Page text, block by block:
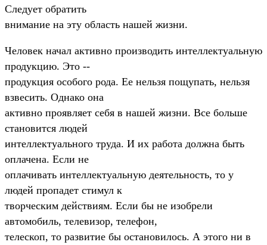
Следует обратить
внимание на эту область нашей жизни.
Человек начал активно производить интеллектуальную
продукцию. Это --
продукция особого рода. Ее нельзя пощупать, нельзя
взвесить. Однако она
активно проявляет себя в нашей жизни. Все больше
становится людей
интеллектуального труда. И их работа должна быть
оплачена. Если не
оплачивать интеллектуальную деятельность, то у
людей пропадет стимул к
творческим действиям. Если бы не изобрели
автомобиль, телевизор, телефон,
телескоп, то развитие бы остановилось. А этого ни в